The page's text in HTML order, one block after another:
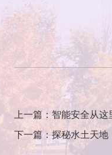
上一篇：智能安全从
下一篇：探秘水土天